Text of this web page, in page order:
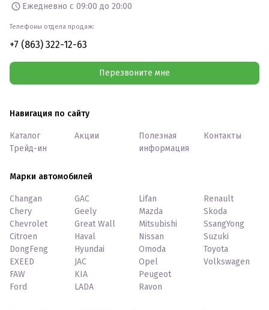
Ежедневно с 09:00 до 20:00
Телефоны отдела продаж:
+7 (863) 322-12-63
Перезвоните мне
Навигация по сайту
Каталог
Трейд-ин
Акции
Полезная
информация
Контакты
Марки автомобилей
Changan
Chery
Chevrolet
Citroen
DongFeng
EXEED
FAW
Ford
GAC
Geely
Great Wall
Haval
Hyundai
JAC
KIA
LADA
Lifan
Mazda
Mitsubishi
Nissan
Omoda
Opel
Peugeot
Ravon
Renault
Skoda
SsangYong
Suzuki
Toyota
Volkswagen